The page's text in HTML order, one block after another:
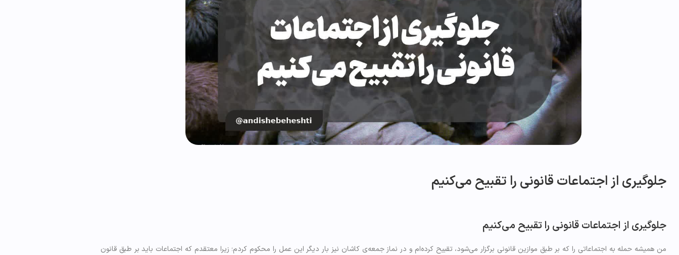
جلوگیری از اجتماعات قانونی را تقبیح می‌کنیم
جلوگیری از اجتماعات قانونی را تقبیح می‌کنیم
من همیشه حمله به اجتماعاتی را که بر طبق موازین قانونی برگزار می‌شود، تقبیح کرده‌ام و در نماز جمعه‌ی کاشان نیز بار دیگر این عمل را محکوم کردم؛ زیرا معتقدم که اجتماعات باید بر طبق قانون